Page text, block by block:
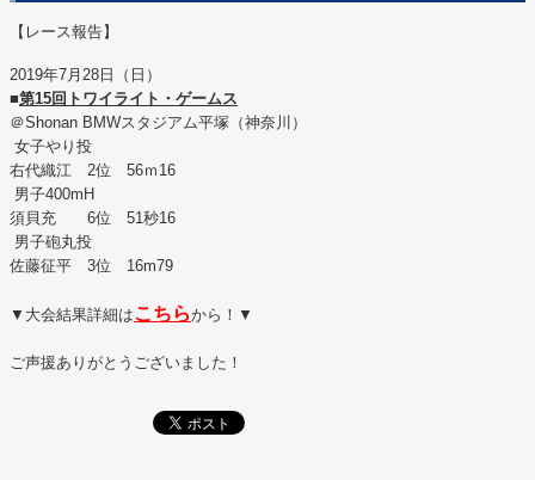
【レース報告】
2019年7月28日（日）
■第15回トワイライト・ゲームス
＠Shonan BMWスタジアム平塚（神奈川）
女子やり投
右代織江 2位 56ｍ16
男子400mH
須貝充 6位 51秒16
男子砲丸投
佐藤征平 3位 16m79
▼大会結果詳細はこちらから！▼
ご声援ありがとうございました！